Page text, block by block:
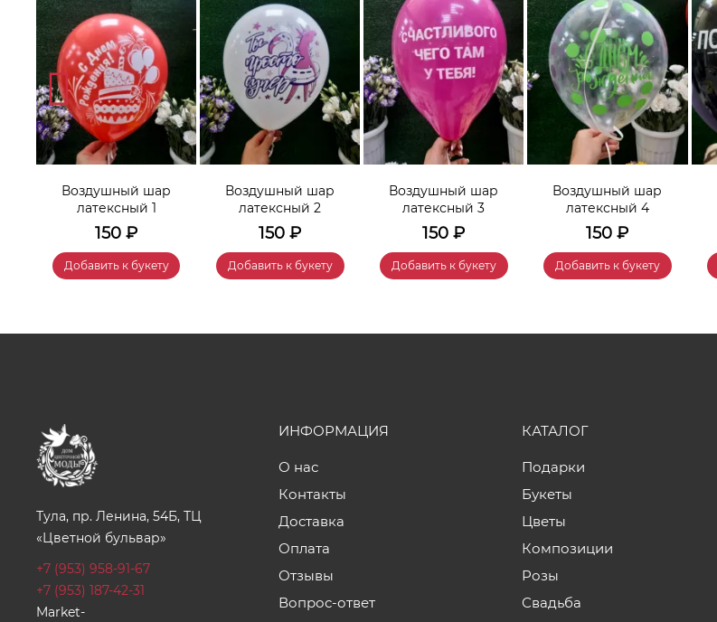
Воздушный шар
латексный 1
150 ₽
Добавить к букету
Воздушный шар
латексный 2
150 ₽
Добавить к букету
Воздушный шар
латексный 3
150 ₽
Добавить к букету
Воздушный шар
латексный 4
150 ₽
Добавить к букету
Тула, пр. Ленина, 54Б, ТЦ
«Цветной бульвар»
+7 (953) 958-91-67
+7 (953) 187-42-31
Market-
ИНФОРМАЦИЯ
О нас
Контакты
Доставка
Оплата
Отзывы
Вопрос-ответ
КАТАЛОГ
Подарки
Букеты
Цветы
Композиции
Розы
Свадьба